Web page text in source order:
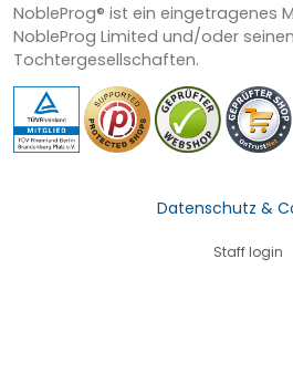
NobleProg® ist ein eingetragenes
NobleProg Limited und/oder seinen
Tochtergesellschaften.
Datenschutz &
Staff login